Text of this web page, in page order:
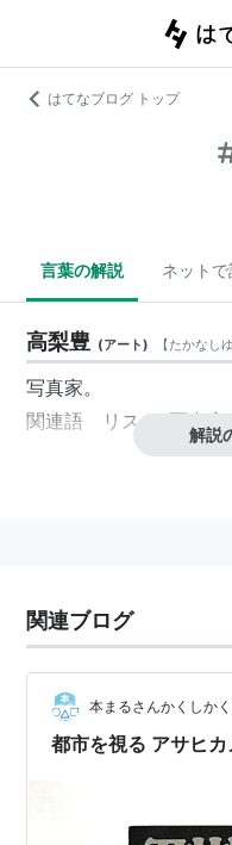
はてなブログ トップ
言葉の解説 ネットで
高梨豊 (アート) 【たかなし
写真家。
関連語
リスト::写真家
解説
関連ブログ
本まるさんかくしか
都市を視る アサヒカ